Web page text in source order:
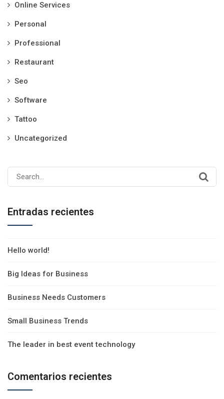
Online Services
Personal
Professional
Restaurant
Seo
Software
Tattoo
Uncategorized
Search
for:
Entradas recientes
Hello world!
Big Ideas for Business
Business Needs Customers
Small Business Trends
The leader in best event technology
Comentarios recientes